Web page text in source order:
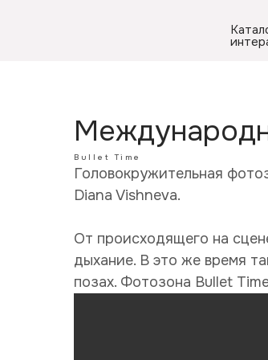
Bullet Time
Головокружительная
Diana Vishneva.
От происходящего на
дыхание. В это же время
позах. Фотозона Bullet